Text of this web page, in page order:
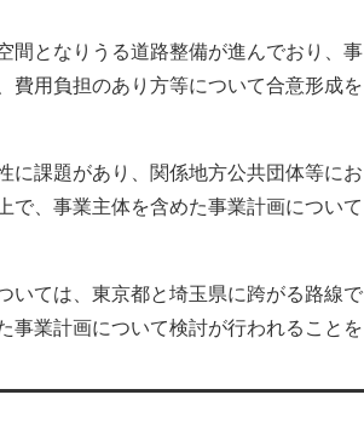
となりうる道路整備が進んでおり、事
費用負担のあり方等について合意形成を
課題があり、関係地方公共団体等にお
で、事業主体を含めた事業計画について
ては、東京都と埼玉県に跨がる路線で
事業計画について検討が行われることを